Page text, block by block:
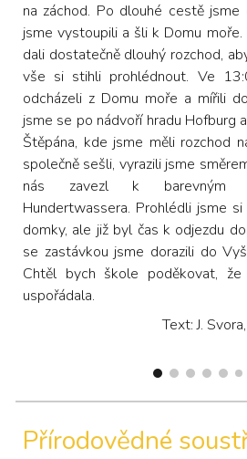
na záchod. Po dlouhé cestě jsme
jsme vystoupili a šli k Domu
dali dostatečně dlouhý rozchod,
vše si stihli prohlédnout. Ve
odcházeli z Domu moře a mířili
jsme se po nádvoří hradu Hofburg
Štěpána, kde jsme měli rozchod
společně sešli, vyrazili jsme
nás zavezl k barevným
Hundertwassera. Prohlédli jsme
domky, ale již byl čas k odjezdu
se zastávkou jsme dorazili do
Chtěl bych škole poděkovat,
uspořádala.
Text: J.
Přírodovědné